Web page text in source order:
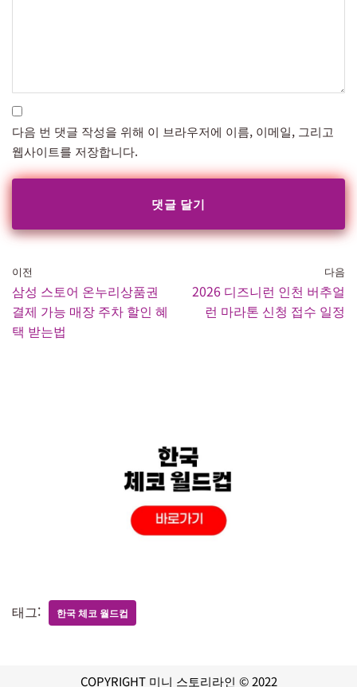
다음 번 댓글 작성을 위해 이 브라우저에 이름, 이메일, 그리고
웹사이트를 저장합니다.
이전
삼성 스토어 온누리상품권
결제 가능 매장 주차 할인 혜
택 받는법
다음
2026 디즈니런 인천 버추얼
런 마라톤 신청 접수 일정
태그: 한국 체코 월드컵
COPYRIGHT 미니 스토리라인 © 2022